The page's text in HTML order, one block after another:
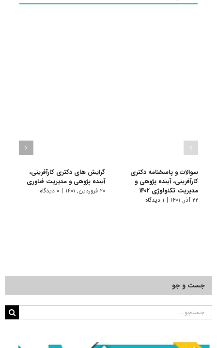
سوالات و پاسخنامه دکتری
کارآفرینی، آینده پژوهی و
مدیریت تکنولوژی ۱۴۰۲
۲۲ آذر, ۱۴۰۱ | ۱ دیدگاه
گرایش های دکتری ﻛﺎرآفرینی،
آینده پژوهی و ﻣﺪﻳﺮﻳﺖ فناوری
۲۰ فروردین, ۱۴۰۱ | ۰ دیدگاه
جست و جو
جستجو